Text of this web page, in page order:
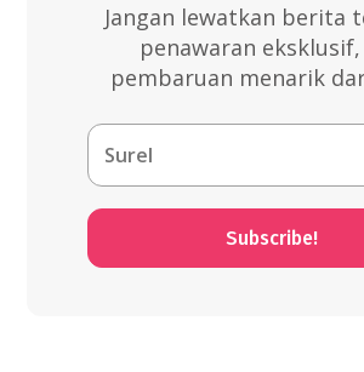
Jangan lewatkan berita
penawaran
pembaruan menarik
Subscribe!